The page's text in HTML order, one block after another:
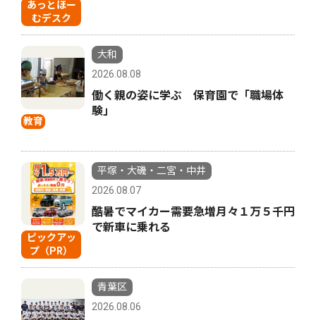
あっとほー
むデスク
教育
大和
2026.08.08
働く親の姿に学ぶ 保育園で「職場体
験」
ピックアッ
プ（PR）
平塚・大磯・二宮・中井
2026.08.07
酷暑でマイカー需要急増月々１万５千円
で新車に乗れる
青葉区
2026.08.06